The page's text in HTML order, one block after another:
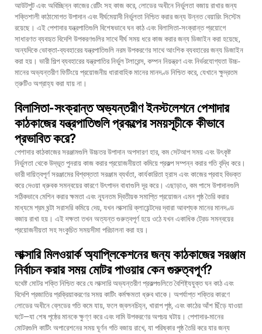
আউটপুট এবং অবিচ্ছিন্ন কাজের রেটিং সহ কাজ করে, লোডের অধীনে নির্ভুলতা বজায় রাখার জন্য
শক্তিশালী কাঠামোগত উপাদান এবং দীর্ঘমেয়াদী নির্ভুলতা নিশ্চিত করার জন্য উন্নত বেয়ারিং সিস্টেম
রয়েছে। এই পেশাদার যন্ত্রপাতিগুলি বিশেষভাবে ঘন কাঠ এবং বিলাসিতা-সংক্রান্ত প্রয়োগে
সাধারণত ব্যবহৃত বিদেশি উপকরণগুলির সাথে দীর্ঘ সময় ধরে কাজ করার জন্য ডিজাইন করা হয়েছে,
অন্যদিকে ভোক্তা-ব্যবহারের যন্ত্রপাতিগুলি নরম উপকরণের সাথে আংশিক ব্যবহারের জন্য ডিজাইন
করা হয়। ভারী শিল্প ব্যবহারের যন্ত্রপাতির নির্ভুল টলারেন্স, কম্পন নিয়ন্ত্রণ এবং নির্ভরযোগ্যতা উচ্চ-
মানের অভ্যন্তরীণ ফিটিংয়ে প্রয়োজনীয় ধারাবাহিক মানের মানদণ্ড নিশ্চিত করে, যেখানে ক্ষুদ্রতম
ত্রুটিও অগ্রাহ্য করা যায় না।
বিলাসিতা-সংক্রান্ত অভ্যন্তরীণ ইনস্টলেশনে পেশাদার
কাঠকাজের যন্ত্রপাতিগুলি প্রকল্পের সময়সূচীকে কীভাবে
প্রভাবিত করে?
পেশাদার কাঠকাজের সরঞ্জামগুলি উচ্চতর উপাদান অপসারণ হার, কম সেটআপ সময় এবং উৎকৃষ্ট
নির্ভুলতা থেকে উদ্ভূত পুনরায় কাজ করার প্রয়োজনীয়তা কমিয়ে প্রকল্প সম্পন্ন করার গতি বৃদ্ধি করে।
ভারী দায়িত্বপূর্ণ সরঞ্জামের বিশ্বস্ততা সরঞ্জাম ব্যর্থতা, কার্যকারিতা হ্রাস এবং কাজের প্রবাহ বিভক্ত
করে দেওয়া ধ্রুবক সমন্বয়ের কারণে উৎপাদন বাধাগুলি দূর করে। এছাড়াও, কম পাসে উপাদানগুলি
সঠিকভাবে মেশিন করার ক্ষমতা এবং ন্যূনতম দ্বিতীয়ক সমাপ্তি প্রয়োজন এমন পৃষ্ঠ তৈরি করার
মাধ্যমে শ্রম ঘন্টা সরাসরি কমিয়ে দেয়, যখন লাক্সারি ক্লায়েন্টদের দ্বারা আবশ্যক মানের মানদণ্ড
বজায় রাখা হয়। এই দক্ষতা তখন অত্যন্ত গুরুত্বপূর্ণ হয়ে ওঠে যখন একাধিক ট্রেড সমন্বয়ের
প্রয়োজনীয়তা সহ সংকুচিত সময়সীমা পরিচালনা করা হয়।
লাক্সারি মিলওয়ার্ক অ্যাপ্লিকেশনের জন্য কাঠকাজের সরঞ্জাম
নির্বাচন করার সময় মোটর পাওয়ার কেন গুরুত্বপূর্ণ?
যথেষ্ট মোটর শক্তি নিশ্চিত করে যে লাক্সারি অভ্যন্তরীণ প্রকল্পগুলিতে বৈশিষ্ট্যযুক্ত ঘন কাঠ এবং
বিদেশি প্রজাতির প্রক্রিয়াকরণের সময় কাটিং কর্মক্ষমতা ধ্রুব থাকে। অপর্যাপ্ত শক্তির কারণে
লোডের অধীনে ব্লেডের গতি কমে যায়, ফলে জ্বলনচিহ্ন, খারাপ পৃষ্ঠ, এবং কাঠের আঁশ ছিঁড়ে যাওয়া
ঘটে—যা শেষ পৃষ্ঠের মানকে ক্ষুণ্ণ করে এবং দামি উপকরণের অপচয় ঘটায়। পেশাদার-মানের
মোটরগুলি কাটিং অপারেশনের সময় ঘূর্ণন গতি বজায় রাখে, যা পরিষ্কার পৃষ্ঠ তৈরি করে যার জন্য